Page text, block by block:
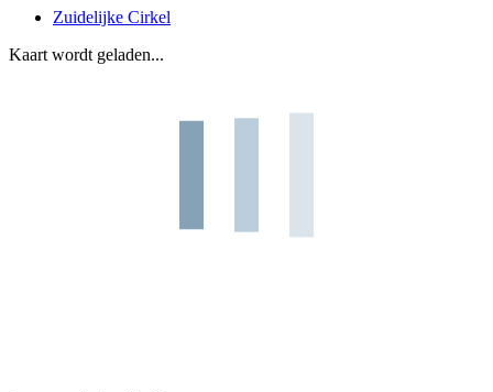
Zuidelijke Cirkel
Kaart wordt geladen...